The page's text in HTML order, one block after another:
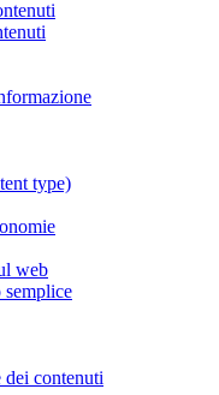
type)
web
dei contenuti